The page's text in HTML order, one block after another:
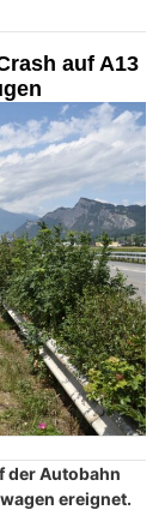
auf A13
der Autobahn
ereignet.